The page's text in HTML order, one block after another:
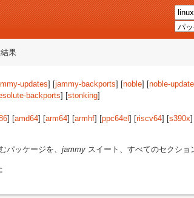
果
updates] [jammy-backports] [noble] [noble-
backports] [stonking]
] [amd64] [arm64] [armhf] [ppc64el ] [riscv64] [s390x]
パッケージを、 jammy スイート、すべてのセクショ